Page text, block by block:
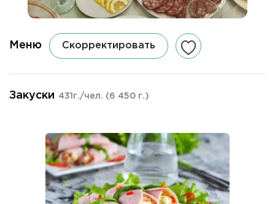
Меню Скорректировать
Закуски 431г./чел. (6 450 г.)